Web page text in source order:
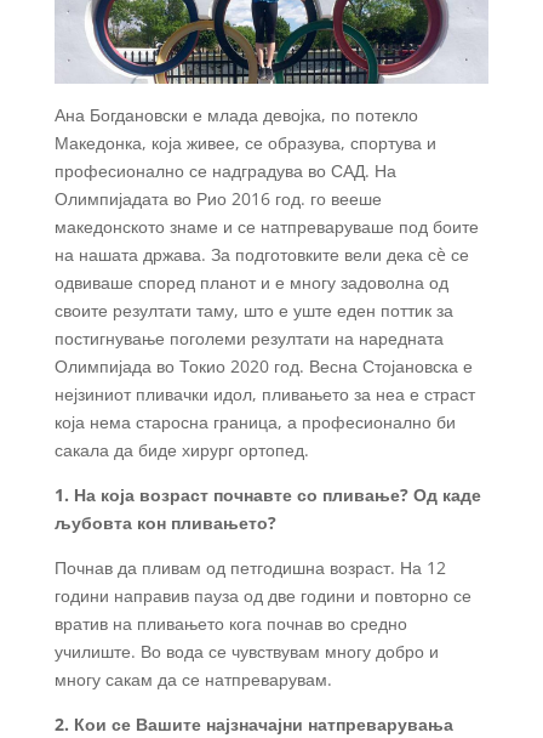
Ана Богдановски е млада девојка, по потекло
Македонка, која живее, се образува, спортува и
професионално се надградува во САД. На
Олимпијадата во Рио 2016 год. го вееше
македонското знаме и се натпреваруваше под боите
на нашата држава. За подготовките вели дека сè се
одвиваше според планот и е многу задоволна од
своите резултати таму, што е уште еден поттик за
постигнување поголеми резултати на наредната
Олимпијада во Токио 2020 год. Весна Стојановска е
нејзиниот пливачки идол, пливањето за неа е страст
која нема старосна граница, а професионално би
сакала да биде хирург ортопед.
1. На која возраст почнавте со пливање? Од каде
љубовта кон пливањето?
Почнав да пливам од петгодишна возраст. На 12
години направив пауза од две години и повторно се
вратив на пливањето кога почнав во средно
училиште. Во вода се чувствувам многу добро и
многу сакам да се натпреварувам.
2. Кои се Вашите најзначајни натпреварувања